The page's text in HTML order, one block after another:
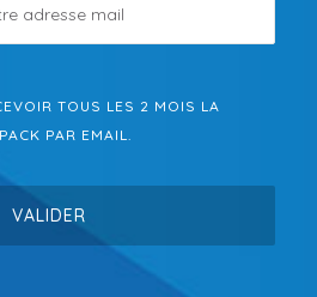
TOUS LES 2 MOIS LA
PAR EMAIL.